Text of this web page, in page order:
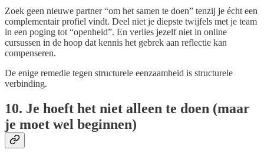
Zoek geen nieuwe partner “om het samen te doen” tenzij je écht een
complementair profiel vindt. Deel niet je diepste twijfels met je team
in een poging tot “openheid”. En verlies jezelf niet in online
cursussen in de hoop dat kennis het gebrek aan reflectie kan
compenseren.
De enige remedie tegen structurele eenzaamheid is structurele
verbinding.
10. Je hoeft het niet alleen te doen (maar
je moet wel beginnen)